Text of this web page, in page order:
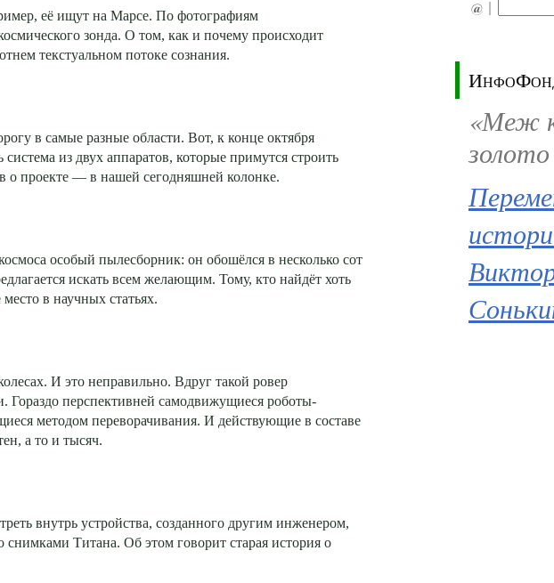
её ищут на Марсе. По фотографиям
зонда. О том, как и почему происходит
текстуальном потоке сознания.
в самые разные области. Вот, к конце октября
из двух аппаратов, которые примутся строить
о проекте — в нашей сегодняшней колонке.
особый пылесборник: он обошёлся в несколько сот
искать всем желающим. Тому, кто найдёт хоть
в научных статьях.
И это неправильно. Вдруг такой ровер
Гораздо перспективней самодвижущиеся роботы-
методом переворачивания. И действующие в составе
а то и тысяч.
внутрь устройства, созданного другим инженером,
снимками Титана. Об этом говорит старая история о
«Меж